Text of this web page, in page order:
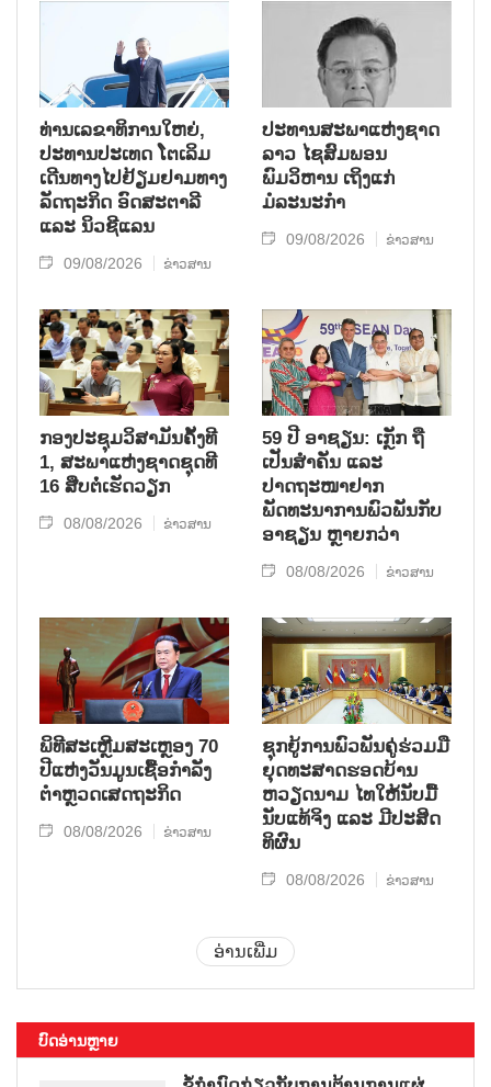
ທ່ານເລຂາທິການໃຫຍ່,
ປະທານປະເທດ ໂຕເລິມ
ເດີນທາງໄປຢ້ຽມຢາມທາງ
ລັດຖະກິດ ອົດສະຕາລີ
ແລະ ນິວຊີແລນ
09/08/2026 ຂ່າວສານ
ປະທານສະພາແຫ່ງຊາດ
ລາວ ໄຊສົມພອນ
ພົມວິຫານ ເຖິງແກ່
ມໍລະນະກຳ
09/08/2026 ຂ່າວສານ
ກອງປະຊຸມວິສາມັນຄັ້ງທີ
1, ສະພາແຫ່ງຊາດຊຸດທີ
16 ສືບຕໍ່ເຮັດວຽກ
08/08/2026 ຂ່າວສານ
59 ປີ ອາຊຽນ: ເກຼັກ ຖື
ເປັນສຳຄັນ ແລະ
ປາດຖະໜາຢາກ
ພັດທະນາການພົວພັນກັບ
ອາຊຽນ ຫຼາຍກວ່າ
08/08/2026 ຂ່າວສານ
ພິທີສະເຫຼີມສະເຫຼອງ 70
ປີແຫ່ງວັນມູນເຊື້ອກຳລັງ
ຕຳຫຼວດເສດຖະກິດ
08/08/2026 ຂ່າວສານ
ຊຸກ​ຍູ້​ການ​ພົວ​ພັນ​ຄູ່​ຮ່ວມ​ມື​
ຍຸດ​ທະ​ສາດ​ຮອດ​ບ້ານ
ຫວຽດ​ນາມ ໄທ​ໃຫ້​ນັບ​ມື້​
ນັບ​ແທ້​ຈິງ ແລະ ມີ​ປະ​ສິດ​
ທິ​ຜົນ
08/08/2026 ຂ່າວສານ
ອ່ານເພີ່ມ
ບົດອ່ານຫຼາຍ